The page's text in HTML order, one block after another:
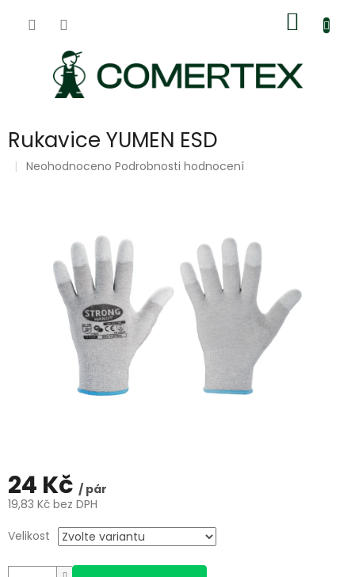
košík
Rukavice YUMEN ESD
Průměrné
hvězdiček.
Neohodnoceno Podrobnosti hodnocení
24 Kč / pár
19,83 Kč bez DPH
cena:
Velikost